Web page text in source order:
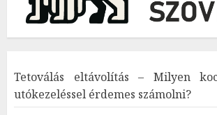
Tetoválás eltávolítás – Milyen
utókezeléssel érdemes számolni?